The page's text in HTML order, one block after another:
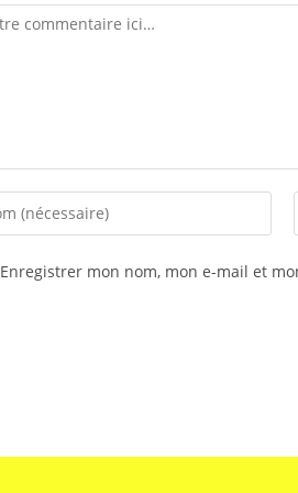
Enregistrer mon nom, mon e-mail et